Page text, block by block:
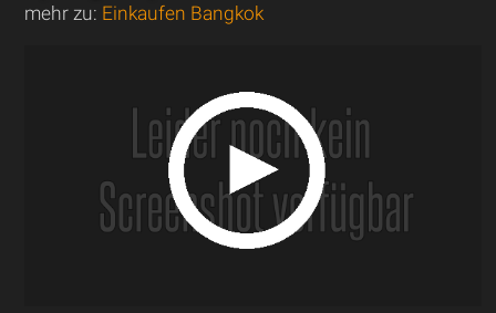
mehr zu: Einkaufen Bangkok